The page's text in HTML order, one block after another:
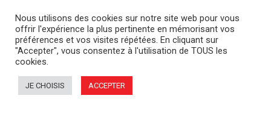
AUT-095-2120-06-11-20210784925
Article L.612-14 du CSI
L’autorisation d’exercice ne confère aucune prérogative de
puissance publique à l’entreprise ou aux personnes qui en
Nous utilisons des cookies sur notre site web pour vous
offrir l'expérience la plus pertinente en mémorisant vos
préférences et vos visites répétées. En cliquant sur
"Accepter", vous consentez à l'utilisation de TOUS les
cookies.
JE CHOISIS ACCEPTER